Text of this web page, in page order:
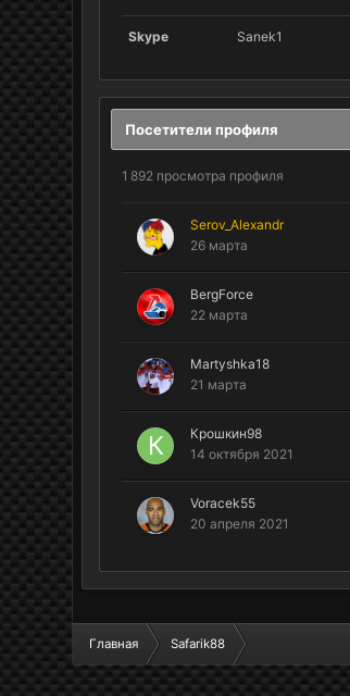
Skype Sanek1
Посетители профиля
1 892 просмотра профиля
Serov_Alexandr
26 марта
BergForce
22 марта
Martyshka18
21 марта
Крошкин98
14 октября 2021
Voracek55
20 апреля 2021
Главная Safarik88